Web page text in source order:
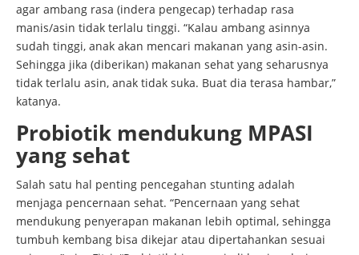
agar ambang rasa (indera pengecap) terhadap rasa
manis/asin tidak terlalu tinggi. “Kalau ambang asinnya
sudah tinggi, anak akan mencari makanan yang asin-asin.
Sehingga jika (diberikan) makanan sehat yang seharusnya
tidak terlalu asin, anak tidak suka. Buat dia terasa hambar,”
katanya.
Probiotik mendukung MPASI
yang sehat
Salah satu hal penting pencegahan stunting adalah
menjaga pencernaan sehat. “Pencernaan yang sehat
mendukung penyerapan makanan lebih optimal, sehingga
tumbuh kembang bisa dikejar atau dipertahankan sesuai